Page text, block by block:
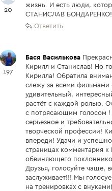
20
жизнь. И есть люди,
СТАНИСЛАВ БОНДАРЕНКО!
Ответить
197
Бася Василькова
Кирилл и Станислав! Но
Кирилла! Обратила
слежу за всеми фильмами
удивительный,
растёт с каждой ролью.
с потрясающим голосом !
серьезное и
творческой профессии!
впереди! Удачи и
страницах комментария к
обвиняющего
Друзья, голосуйте чаще,
заслуживает!!! Мы
на тренировках с